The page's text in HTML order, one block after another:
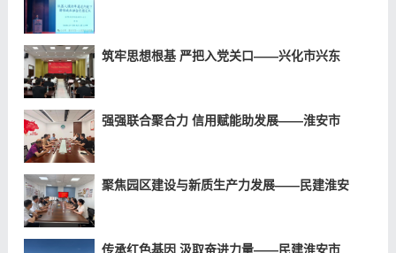
筑牢思想根基 严把入党关口——兴化市兴东
强强联合聚合力 信用赋能助发展——淮安市
聚焦园区建设与新质生产力发展——民建淮安
传承红色基因 汲取奋进力量——民建淮安市